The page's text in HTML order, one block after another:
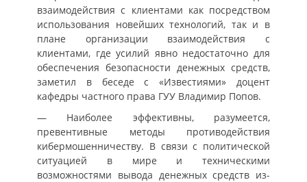
взаимодействия с клиентами как посредством
использования новейших технологий, так и в
плане организации взаимодействия с
клиентами, где усилий явно недостаточно для
обеспечения безопасности денежных средств,
заметил в беседе с «Известиями» доцент
кафедры частного права ГУУ Владимир Попов.
— Наиболее эффективны, разумеется,
превентивные методы противодействия
кибермошенничеству. В связи с политической
ситуацией в мире и техническими
возможностями вывода денежных средств из-